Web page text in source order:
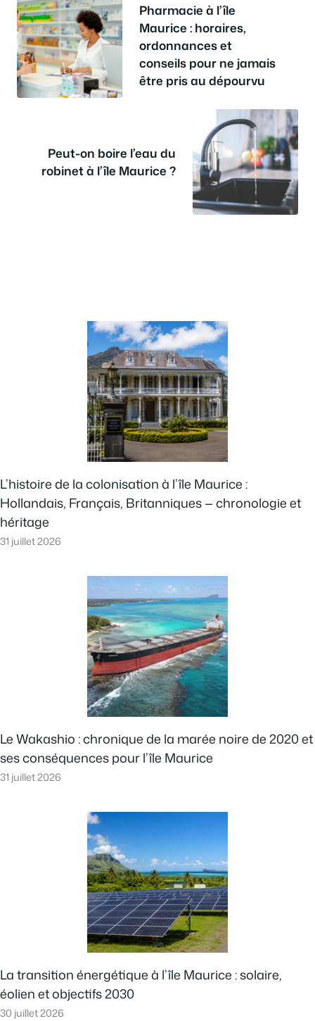
Pharmacie à l’île
Maurice : horaires,
ordonnances et
conseils pour ne jamais
être pris au dépourvu
Peut-on boire l’eau du
robinet à l’île Maurice ?
L’histoire de la colonisation à l’île Maurice :
Hollandais, Français, Britanniques — chronologie et
héritage
31 juillet 2026
Le Wakashio : chronique de la marée noire de 2020 et
ses conséquences pour l’île Maurice
31 juillet 2026
La transition énergétique à l’île Maurice : solaire,
éolien et objectifs 2030
30 juillet 2026